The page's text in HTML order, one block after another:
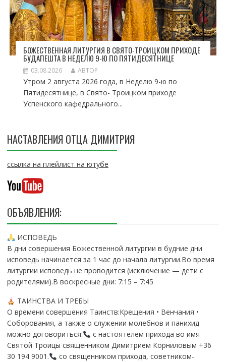
БОЖЕСТВЕННАЯ ЛИТУРГИЯ В СВЯТО-ТРОИЦКОМ ПРИХОДЕ
БУДАПЕШТА В НЕДЕЛЮ 9-Ю ПО ПЯТИДЕСЯТНИЦЕ
03.08.2026 АВТОР
Утром 2 августа 2026 года, в Неделю 9-ю по
Пятидесятнице, в Свято- Троицком приходе
Успенского кафедрального...
НАСТАВЛЕНИЯ ОТЦА ДИМИТРИЯ
ссылка на плейлист на ютубе
ОБЪЯВЛЕНИЯ:
ИСПОВЕДЬ
В дни совершения Божественной литургии в будние дни
исповедь начинается за 1 час до начала литургии.Во время
литургии исповедь не проводится (исключение — дети с
родителями).В воскресные дни: 7:15 – 7:45
ТАИНСТВА И ТРЕБЫ
О времени совершения Таинств:Крещения • Венчания •
Соборования, а также о служении молебнов и панихид
можно договориться:
с настоятелем прихода во имя
Святой Троицы священником Димитрием Корниловым +36
30 194 9001.
со священником прихода, советником-